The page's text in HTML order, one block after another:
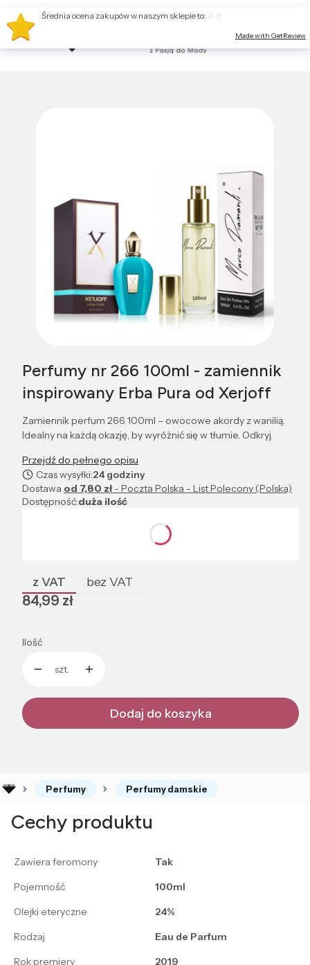
Perfumy nr 266 100ml - zamiennik
inspirowany Erba Pura od Xerjoff
Zamiennik perfum 266 100ml – owocowe akordy z wanilią.
Idealny na każdą okazję, by wyróżnić się w tłumie. Odkryj.
Przejdź do pełnego opisu
Czas wysyłki:24 godziny
Dostawa od 7,80 zł- Poczta Polska - List Polecony (Polska)
Dostępność:duża ilość
Poszczególne warianty mogą różnić się ceną
z VAT bez VAT
Cena
84,99 zł
Ilość
szt.
Dodaj do koszyka
Perfumy Perfumy damskie
Cechy produktu
Zawiera feromony
Tak
Pojemność
100ml
Olejki eteryczne
24%
Rodzaj
Eau de Parfum
Rok premiery
2019
Średnia ocena zakupów w naszym sklepie to:
Made with GetReview